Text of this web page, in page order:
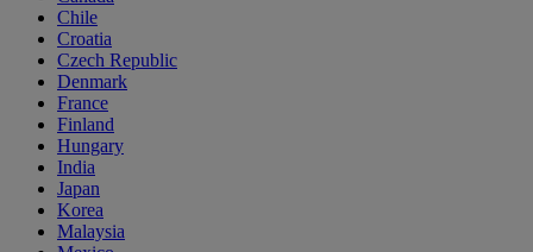
Chile
Croatia
Czech Republic
Denmark
France
Finland
Hungary
India
Japan
Korea
Malaysia